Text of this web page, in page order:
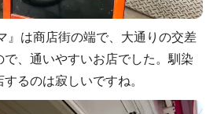
』は商店街の端で、大通りの交差
で、通いやすいお店でした。馴染
るのは寂しいですね。